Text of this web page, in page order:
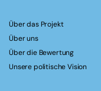
Über das Projekt
Über uns
Über die Bewertung
Unsere politische Vision